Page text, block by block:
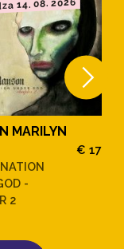
14. 08. 2026
MARILYN
-
2
€ 17